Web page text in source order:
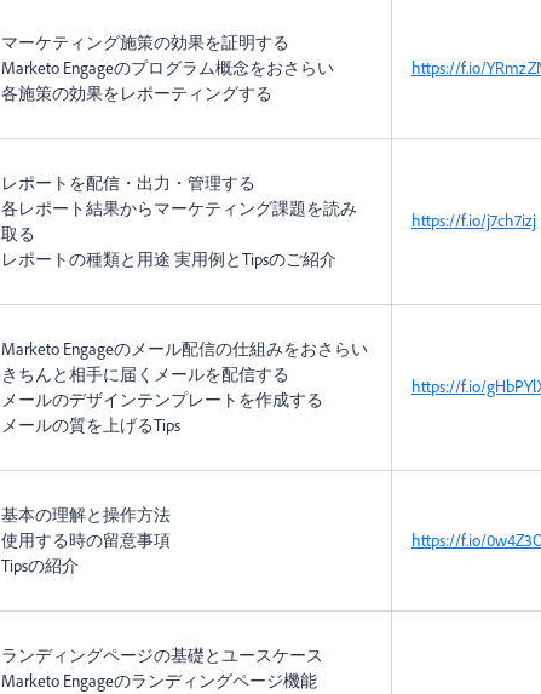
マーケティング施策の効果を証明する
Marketo Engageのプログラム概念をおさらい
各施策の効果をレポーティングする
https://f.io/
レポートを配信・出力・管理する
各レポート結果からマーケティング課題を読み
取る
レポートの種類と用途 実用例とTipsのご紹介
https://f.io/j7ch7izj
Marketo Engageのメール配信の仕組みをおさらい
きちんと相手に届くメールを配信する
メールのデザインテンプレートを作成する
メールの質を上げるTips
https://f.io/
基本の理解と操作方法
使用する時の留意事項
Tipsの紹介
https://f.io/
ランディングページの基礎とユースケース
Marketo Engageのランディングページ機能